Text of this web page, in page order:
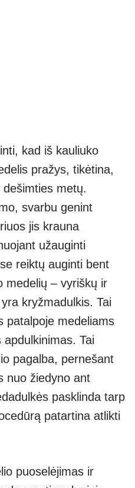
kad iš kauliuko
pražys, tikėtina,
metų.
svarbu genint
jis krauna
užauginti
reiktų auginti bent
medelių – vyriškų ir
kryžmadulkis. Tai
patalpoje medeliams
apdulkinimas. Tai
pagalba, pernešant
nuo žiedyno ant
pasklinda tarp
patartina atlikti
puoselėjimas ir